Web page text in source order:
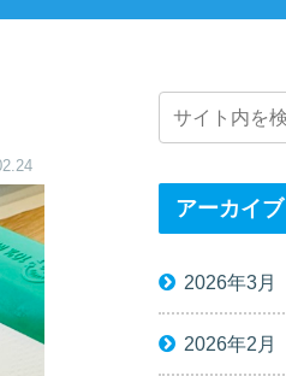
アーカイブ
2026年3月
2026年2月